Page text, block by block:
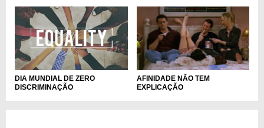
DIA MUNDIAL DE ZERO
DISCRIMINAÇÃO
AFINIDADE NÃO TEM
EXPLICAÇÃO